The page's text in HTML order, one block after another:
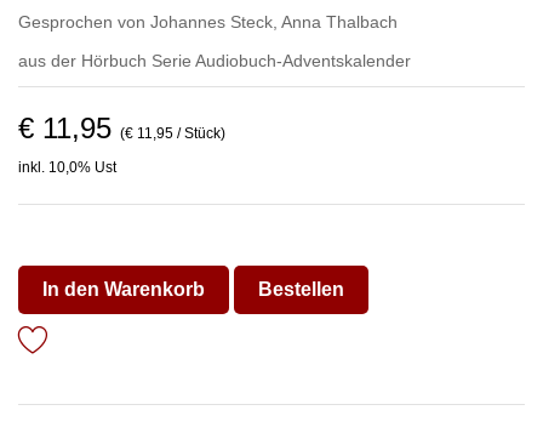
Gesprochen von Johannes Steck Anna Thalbach
aus der Hörbuch Serie Audiobuch-Adventskalender
€ 11,95 (€ 11,95 / Stück)
inkl. 10,0% Ust
In den Warenkorb Bestellen